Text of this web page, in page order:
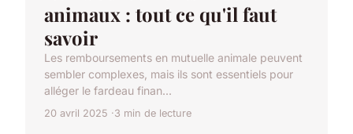
animaux : tout ce qu'il faut
savoir
Les remboursements en mutuelle animale peuvent
sembler complexes, mais ils sont essentiels pour
alléger le fardeau finan...
20 avril 2025 3 min de lecture